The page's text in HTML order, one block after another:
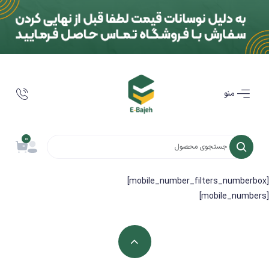
0
[mobile_number_filters_numberbox]
[mobile_numbers]